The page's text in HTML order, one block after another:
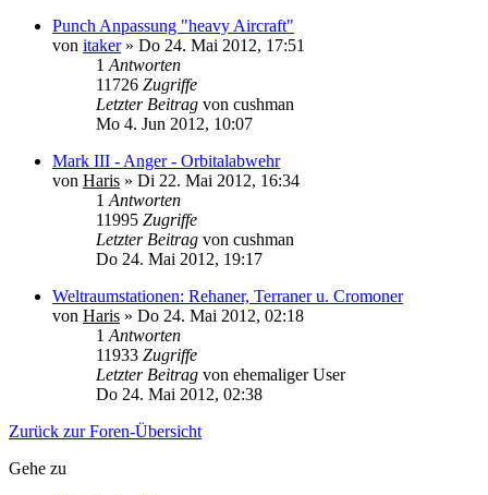
Punch Anpassung "heavy Aircraft"
von itaker» Do 24. Mai 2012, 17:51
1 Antworten
11726 Zugriffe
Letzter Beitrag von cushman
Mo 4. Jun 2012, 10:07
Mark III - Anger - Orbitalabwehr
von Haris » Di 22. Mai 2012, 16:34
1 Antworten
11995 Zugriffe
Letzter Beitrag von cushman
Do 24. Mai 2012, 19:17
Weltraumstationen: Rehaner, Terraner u. Cromoner
von Haris » Do 24. Mai 2012, 02:18
1 Antworten
11933 Zugriffe
Letzter Beitrag von ehemaliger User
Do 24. Mai 2012, 02:38
Zurück zur Foren-Übersicht
Gehe zu